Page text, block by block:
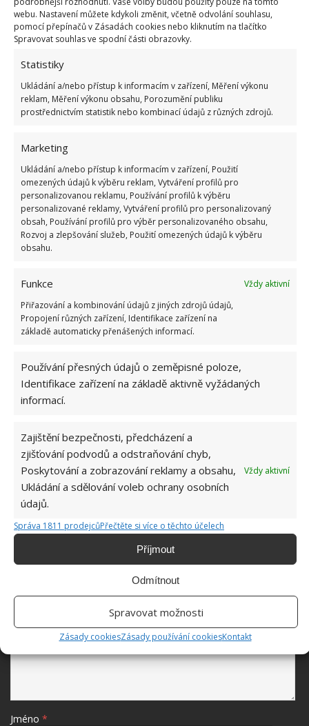
webu. Nastavení můžete kdykoli změnit, včetně odvolání souhlasu,
pomocí přepínačů v Zásadách cookies nebo kliknutím na tlačítko
Spravovat souhlas ve spodní části obrazovky.
Statistiky
Ukládání a/nebo přístup k informacím v zařízení, Měření výkonu
reklam, Měření výkonu obsahu, Porozumění publiku
prostřednictvím statistik nebo kombinací údajů z různých zdrojů.
Marketing
Ukládání a/nebo přístup k informacím v zařízení, Použití
omezených údajů k výběru reklam, Vytváření profilů pro
personalizovanou reklamu, Používání profilů k výběru
personalizované reklamy, Vytváření profilů pro personalizovaný
obsah, Používání profilů pro výběr personalizovaného obsahu,
Rozvoj a zlepšování služeb, Použití omezených údajů k výběru
obsahu.
Funkce
Vždy aktivní
Přiřazování a kombinování údajů z jiných zdrojů údajů,
Propojení různých zařízení, Identifikace zařízení na
základě automaticky přenášených informací.
Používání přesných údajů o zeměpisné poloze,
Identifikace zařízení na základě aktivně vyžádaných
informací.
Zajištění bezpečnosti, předcházení a
zjišťování podvodů a odstraňování chyb,
Poskytování a zobrazování reklamy a obsahu,
Ukládání a sdělování voleb ochrany osobních
údajů.
Vždy aktivní
Správa 1811 prodejcůPřečtěte si více o těchto účelech
Příjmout
Odmítnout
Spravovat možnosti
Zásady cookiesZásady používání cookiesKontakt
základní chyby vedou k nejčastějším problémům.
Co si z článku odnést?
Používejte vhodné nářadí – aku vrtačka s
příklepem je skvělým univerzálem pro domácí
Nezapomeňte na hmoždinky a správnou
hloubku otvoru
Označte si místo vrtání a buďte trpěliví
Ať už připevňujete obraz, montujete poličku nebo
nářadí vám ušetří spoustu práce i nervů. A bonus?
Nebudete muset volat souseda nebo opraváře,
protože to zvládnete levou zadní sami.
Přidejte svůj názor
KOMENTOVAT
BUĎTE PRVNÍ KDO PŘIDÁ KOMENTÁŘ
Napište komentář
Vaše e-mailová adresa nebude zveřejněna.
Jméno *